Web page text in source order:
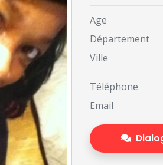
Age
Département
Ville
Téléphone
Email